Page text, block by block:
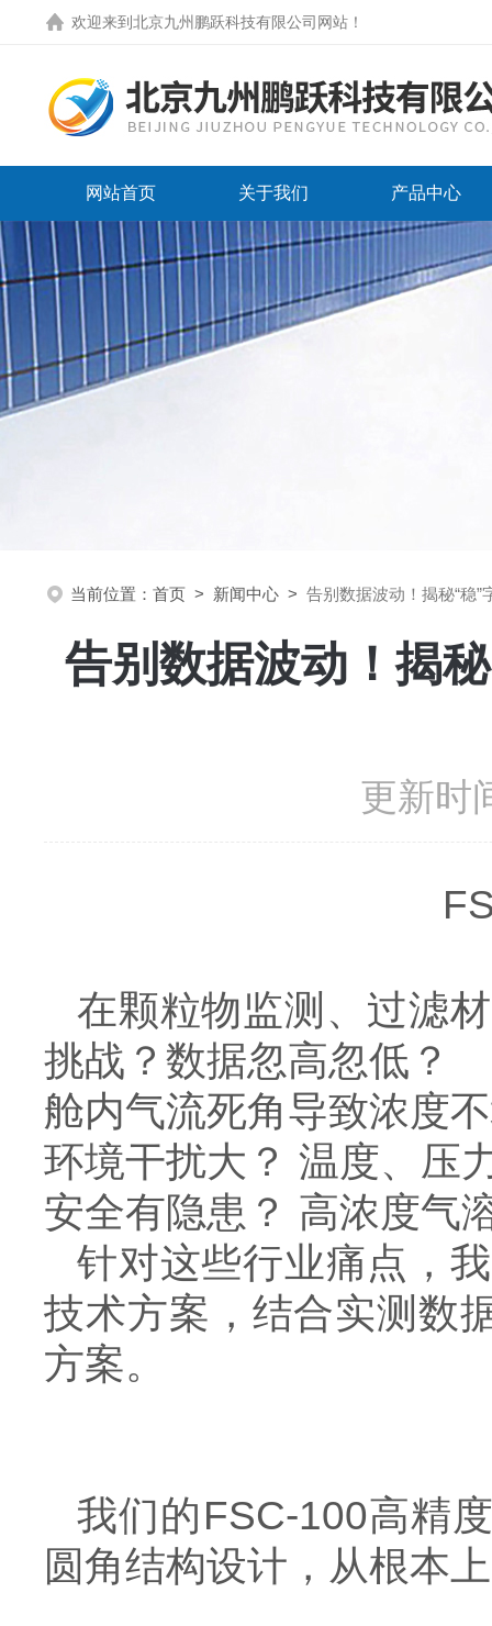
欢迎来到 北京九州鹏跃科技有限公司网站 ！
网站首页 关于我们 产品中心
当前位置： 首页 > 新闻中心 > 告别数据波动！揭秘“稳
告别数据波动！揭
更新时
在颗粒物监测、过滤
挑战？数据忽高忽低？
舱内气流死角导致浓度
环境干扰大？ 温度、压
安全有隐患？ 高浓度气
针对这些行业痛点，
技术方案，结合实测数
方案。
我们的FSC-100高精
圆角结构设计，从根本